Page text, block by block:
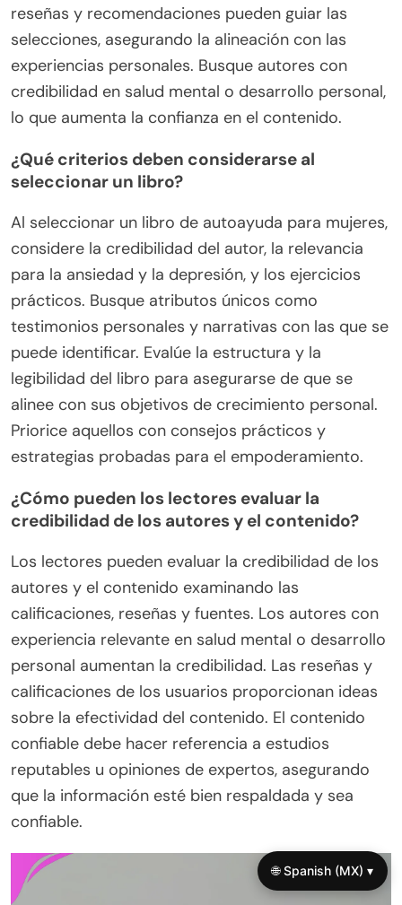
reseñas y recomendaciones pueden guiar las
selecciones, asegurando la alineación con las
experiencias personales. Busque autores con
credibilidad en salud mental o desarrollo personal,
lo que aumenta la confianza en el contenido.
¿Qué criterios deben considerarse al
seleccionar un libro?
Al seleccionar un libro de autoayuda para mujeres,
considere la credibilidad del autor, la relevancia
para la ansiedad y la depresión, y los ejercicios
prácticos. Busque atributos únicos como
testimonios personales y narrativas con las que se
puede identificar. Evalúe la estructura y la
legibilidad del libro para asegurarse de que se
alinee con sus objetivos de crecimiento personal.
Priorice aquellos con consejos prácticos y
estrategias probadas para el empoderamiento.
¿Cómo pueden los lectores evaluar la
credibilidad de los autores y el contenido?
Los lectores pueden evaluar la credibilidad de los
autores y el contenido examinando las
calificaciones, reseñas y fuentes. Los autores con
experiencia relevante en salud mental o desarrollo
personal aumentan la credibilidad. Las reseñas y
calificaciones de los usuarios proporcionan ideas
sobre la efectividad del contenido. El contenido
confiable debe hacer referencia a estudios
reputables u opiniones de expertos, asegurando
que la información esté bien respaldada y sea
confiable.
🌐 Spanish (MX) ▾